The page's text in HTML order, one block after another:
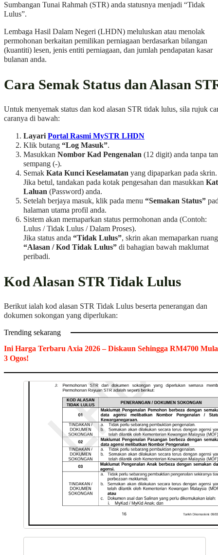
Sumbangan Tunai Rahmah (STR) anda statusnya menjadi “Tidak
Lulus”.
Lembaga Hasil Dalam Negeri (LHDN) meluluskan atau menolak
permohonan berkaitan pemilikan perniagaan berdasarkan bilangan
(kuantiti) lesen, jenis entiti perniagaan, dan jumlah pendapatan kasar
bulanan anda.
Cara Semak Status dan Alasan
Untuk menyemak status dan kod alasan STR tidak lulus, sila rujuk
caranya di bawah:
Layari Portal Rasmi MySTR LHDN
Klik butang “Log Masuk”.
Masukkan Nombor Kad Pengenalan (12 digit) anda tanpa
sempang (-).
Semak Kata Kunci Keselamatan yang dipaparkan pada skrin.
Jika betul, tandakan pada kotak pengesahan dan masukkan
Laluan (Password) anda.
Setelah berjaya masuk, klik pada menu “Semakan Status”
halaman utama profil anda.
Sistem akan memaparkan status permohonan anda (Contoh:
Lulus / Tidak Lulus / Dalam Proses).
Jika status anda “Tidak Lulus”, skrin akan memaparkan
“Alasan / Kod Tidak Lulus” di bahagian bawah maklumat
peribadi.
Kod Alasan STR Tidak Lulus
Berikut ialah kod alasan STR Tidak Lulus beserta penerangan dan
dokumen sokongan yang diperlukan:
Trending sekarang
Ini Harga Terbaru Axia 2026 – Diskaun Sehingga RM4700
3 Ogos!